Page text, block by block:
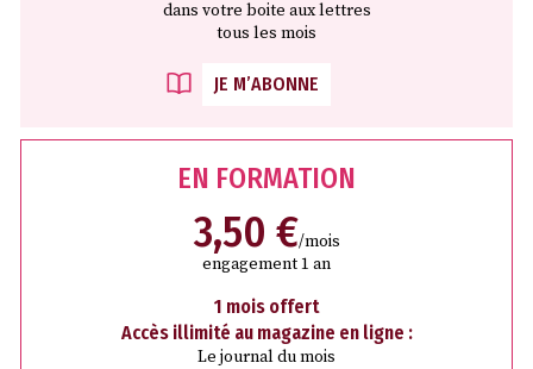
dans votre boite aux lettres
tous les mois
JE M’ABONNE
EN FORMATION
3,50 €/mois
engagement 1 an
1 mois offert
Accès illimité au magazine en ligne :
Le journal du mois